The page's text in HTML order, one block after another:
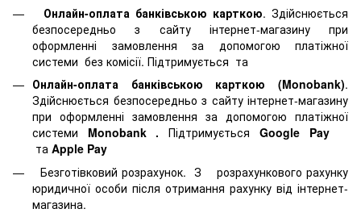
Онлайн-оплата банківською карткою. Здійснюється
безпосередньо з сайту інтернет-магазину при
оформленні замовлення за допомогою платіжної
системи без комісії. Підтримується та
Онлайн-оплата банківською карткою (Monobank).
Здійснюється безпосередньо з сайту інтернет-магазину
при оформленні замовлення за допомогою платіжної
системи Monobank .Підтримується Google Pay
та Apple Pay
Безготівковий розрахунок. З розрахункового рахунку
юридичної особи після отримання рахунку від інтернет-
магазина.